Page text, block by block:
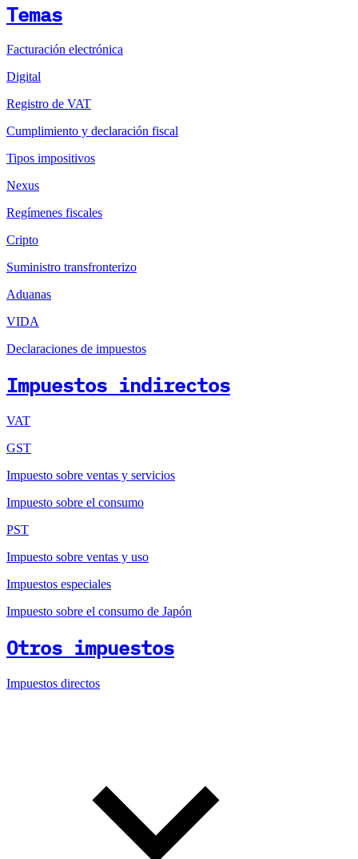
Temas
Facturación electrónica
Digital
Registro de VAT
Cumplimiento y declaración fiscal
Tipos impositivos
Nexus
Regímenes fiscales
Cripto
Suministro transfronterizo
Aduanas
VIDA
Declaraciones de impuestos
Impuestos indirectos
VAT
GST
Impuesto sobre ventas y servicios
Impuesto sobre el consumo
PST
Impuesto sobre ventas y uso
Impuestos especiales
Impuesto sobre el consumo de Japón
Otros impuestos
Impuestos directos